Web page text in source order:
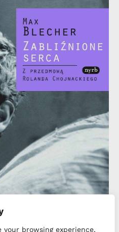
your browsing experience,